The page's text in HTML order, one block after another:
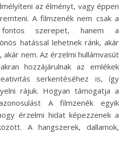
az élményt, vagy éppen
A filmzenék nem csak a
fontos szerepet, hanem a
hatással lehetnek ránk, akár
nem. Az érzelmi hullámvasút
hozzájárulnak az emlékek
serkentéséhez is, így
rájuk. Hogyan támogatja a
A filmzenék egyik
érzelmi hidat képezzenek a
A hangszerek, dallamok,